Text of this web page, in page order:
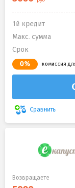
1й кредит
Макс. сумма
Срок
0% комиссия
Сравнить
Возвращаете